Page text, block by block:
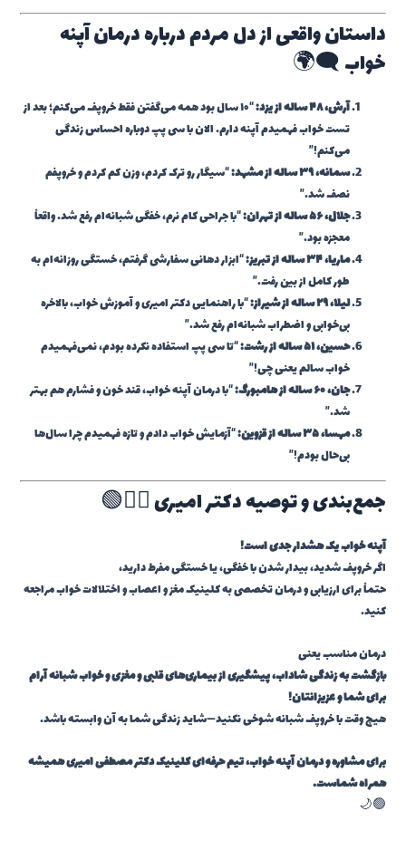
داستان واقعی از دل مردم درباره درمان آپنه
خواب 🗨️🌍
آرش، ۴۸ ساله از یزد:
“۱۰ سال بود همه می‌گفتن فقط خروپف می‌کنم؛ بعد از
تست خواب فهمیدم آپنه دارم. الان با سی پپ دوباره احساس زندگی
می‌کنم!”
سمانه، ۳۹ ساله از مشهد:
“سیگار رو ترک کردم، وزن کم کردم و خروپفم
نصف شد.”
جلال، ۵۶ ساله از تهران:
“با جراحی کام نرم، خفگی شبانه‌ام رفع شد. واقعاً
معجزه بود.”
ماریا، ۳۴ ساله از تبریز:
“ابزار دهانی سفارشی گرفتم، خستگی روزانه‌ام به
طور کامل از بین رفت.”
لیلا، ۲۹ ساله از شیراز:
“با راهنمایی دکتر امیری و آموزش خواب، بالاخره
بی‌خوابی و اضطراب شبانه‌ام رفع شد.”
حسین، ۵۱ ساله از رشت:
“تا سی پپ استفاده نکرده بودم، نمی‌فهمیدم
خواب سالم یعنی چی!”
جان، ۶۰ ساله از هامبورگ:
“با درمان آپنه خواب، قند خون و فشارم هم بهتر
شد.”
مهسا، ۳۵ ساله از قزوین:
“آزمایش خواب دادم و تازه فهمیدم چرا سال‌ها
بی‌حال بودم!”
جمع‌بندی و توصیه دکتر امیری 👨‍⚕️🟢
آپنه خواب یک هشدار جدی است!
اگر خروپف شدید، بیدار شدن با خفگی، یا خستگی مفرط دارید،
حتماً برای ارزیابی و درمان تخصصی به کلینیک مغز و اعصاب و اختلالات خواب مراجعه
کنید.
درمان مناسب یعنی
بازگشت به زندگی شاداب، پیشگیری از بیماری‌های قلبی و مغزی و خواب شبانه آرام
برای شما و عزیزانتان!
هیچ وقت با خروپف شبانه شوخی نکنید—شاید زندگی شما به آن وابسته باشد.
برای مشاوره و درمان آپنه خواب، تیم حرفه‌ای کلینیک دکتر مصطفی امیری همیشه
همراه شماست.
🟢🌙